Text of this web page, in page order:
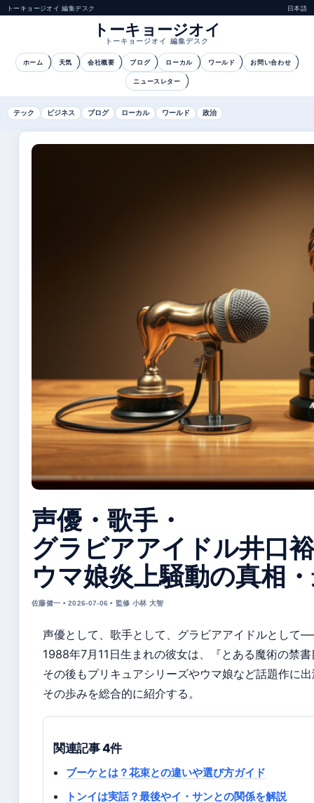
トーキョージオイ 編集デスク 日本語
トーキョージオイ
トーキョージオイ 編集デスク
ホーム 天気 会社概要 ブログ ローカル ワールド お問い合わせ
ニュースレター
テック ビジネス ブログ ローカル ワールド 政治
声優・歌手・
グラビアアイドル井口
ウマ娘炎上騒動の真相
佐藤健一 • 2026-07-06 • 監修 小林 大智
声優として、歌手として、グラビアアイドルとし
1988年7月11日生まれの彼女は、『とある魔術の禁
その後もプリキュアシリーズやウマ娘など話題作に
その歩みを総合的に紹介する。
関連記事 4件
ブーケとは？花束との違いや選び方ガイド
トンイは実話？最後やイ・サンとの関係を解説